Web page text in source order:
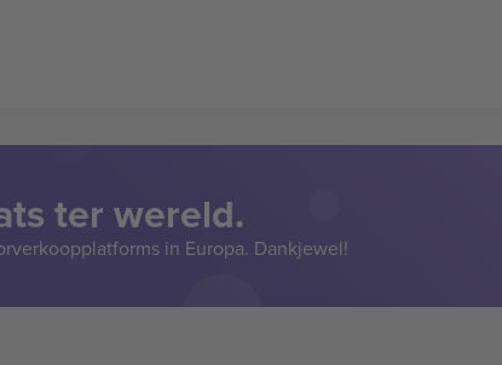
ter wereld.
in Europa. Dankjewel!